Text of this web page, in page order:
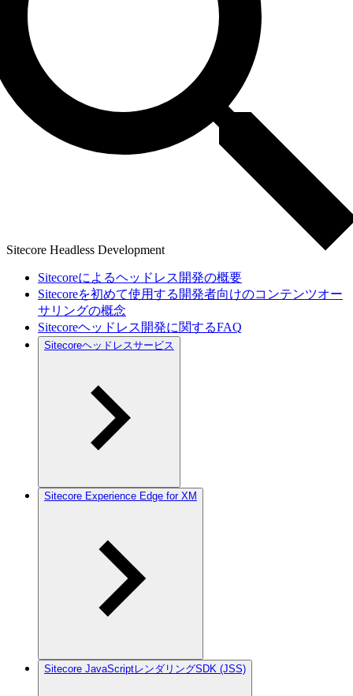
Sitecore Headless Development
Sitecoreによるヘッドレス開発の概要
Sitecoreを初めて使用する開発者向けのコンテンツオー
サリングの概念
Sitecoreヘッドレス開発に関するFAQ
Sitecoreヘッドレスサービス
Sitecore Experience Edge for XM
Sitecore JavaScriptレンダリングSDK (JSS)